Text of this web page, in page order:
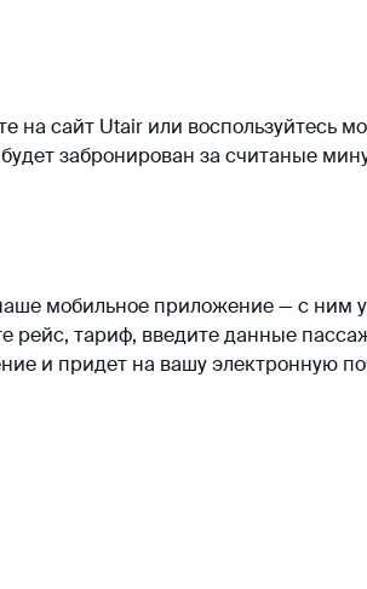
на сайт Utair или воспользуйтесь
забронирован за считаные
мобильное приложение — с ним
рейс, тариф, введите данные
и придет на вашу электронную